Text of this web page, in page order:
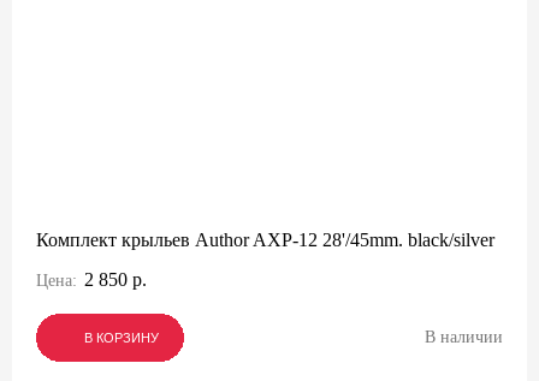
Комплект крыльев Author AXP-12 28'/45mm. black/silver
Цена: 2 850 р.
В КОРЗИНУ
В КОРЗИНУ
В КОРЗИНУ В наличии